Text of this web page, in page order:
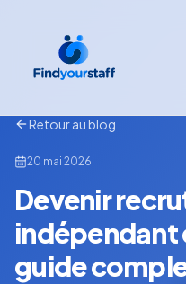
Retour au blog
20 mai 2026
Devenir
indépendant
guide